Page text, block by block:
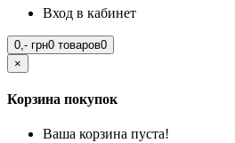
Вход в кабинет
0,- грн0 товаров0
×
Корзина покупок
Ваша корзина пуста!